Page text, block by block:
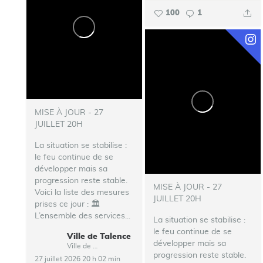
100 1
MISE À JOUR - 27
JUILLET 20H
La situation se stabilise :
le feu continue de se
développer mais sa
progression reste stable.
Voici la liste des mesures
prises ce jour : 🏛️
L’ensemble des services...
Ville de Talence
27 juillet 2026 20 h 02 min
MISE À JOUR - 27
JUILLET 20H
La situation se stabilise :
le feu continue de se
développer mais sa
progression reste stable.